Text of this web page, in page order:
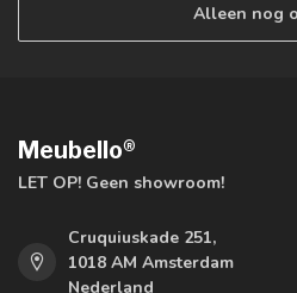
Alleen nog
Meubello®
LET OP! Geen showroom!
Cruquiuskade 251,
1018 AM Amsterdam
Nederland